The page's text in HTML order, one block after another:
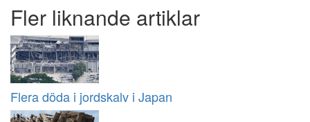
Fler liknande artiklar
Flera döda i jordskalv i Japan